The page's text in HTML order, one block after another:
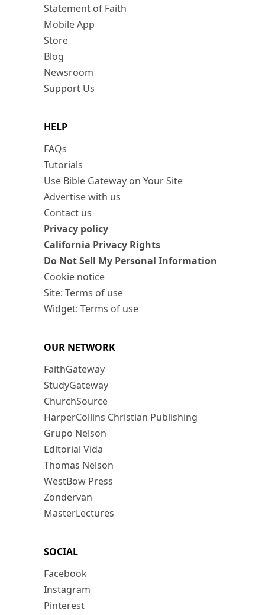
Statement of Faith
Mobile App
Store
Blog
Newsroom
Support Us
HELP
FAQs
Tutorials
Use Bible Gateway on Your Site
Advertise with us
Contact us
Privacy policy
California Privacy Rights
Do Not Sell My Personal Information
Cookie notice
Site: Terms of use
Widget: Terms of use
OUR NETWORK
FaithGateway
StudyGateway
ChurchSource
HarperCollins Christian Publishing
Grupo Nelson
Editorial Vida
Thomas Nelson
WestBow Press
Zondervan
MasterLectures
SOCIAL
Facebook
Instagram
Pinterest